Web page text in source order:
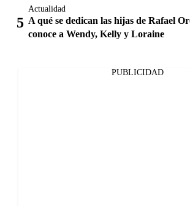
Actualidad
A qué se dedican las hijas de Rafael
conoce a Wendy, Kelly y Loraine
PUBLICIDAD